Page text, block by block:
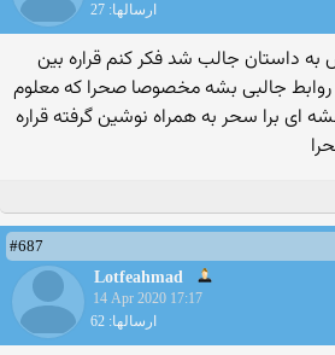
ارسالها: 27
داستان جالب شد فکر کنم قراره بین
روابط جالبی بشه مخصوصا صحرا که معلوم
ای برا سحر به همراه نوشین گرفته قراره
#687
Lotfeahmad
14 Apr 2020 17:17
ارسالها: 62